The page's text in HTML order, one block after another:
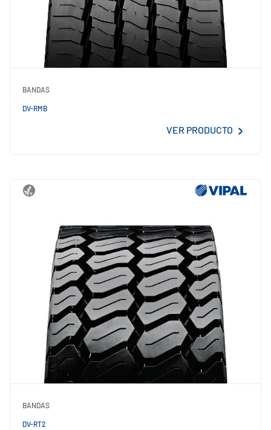
BANDAS
DV-RMB
VER PRODUCTO
BANDAS
DV-RT2